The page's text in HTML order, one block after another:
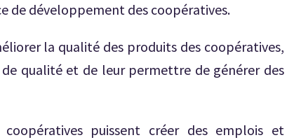
de développement des coopératives.
la qualité des produits des coopératives,
qualité et de leur permettre de générer des
puissent créer des emplois et